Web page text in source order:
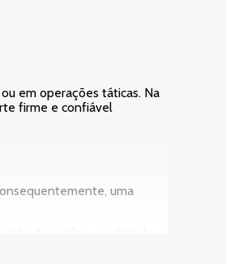
em operações táticas. Na
firme e confiável
uma